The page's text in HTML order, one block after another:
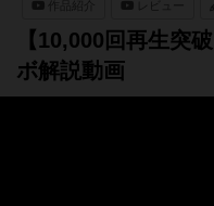
作品紹介
【10,000回再生突
ボ解説動画